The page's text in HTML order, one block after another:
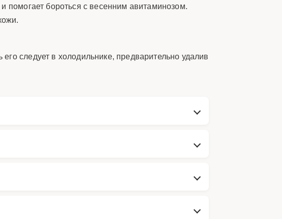
помогает бороться с весенним авитаминозом.
следует в холодильнике, предварительно удалив